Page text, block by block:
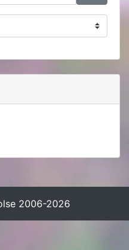
2006-2026